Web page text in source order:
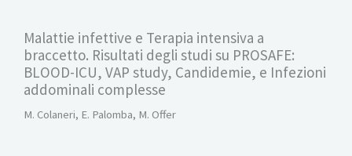
Malattie infettive e Terapia intensiva a
braccetto. Risultati degli studi su PROSAFE:
BLOOD-ICU, VAP study, Candidemie, e Infezioni
addominali complesse
M. Colaneri, E. Palomba, M. Offer